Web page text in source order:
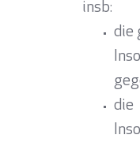
insb:
die
die